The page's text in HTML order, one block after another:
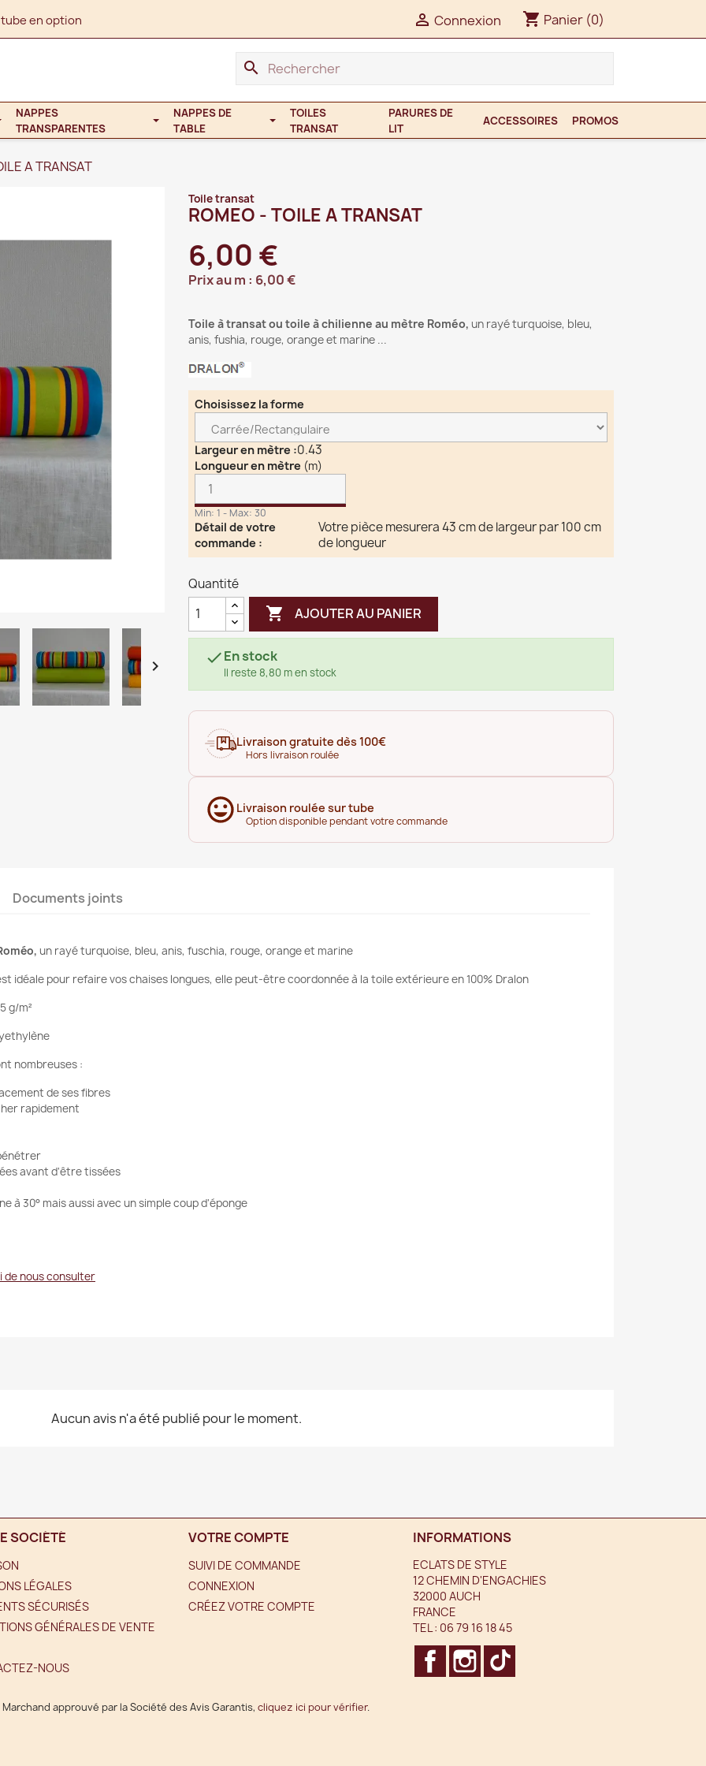
en option  Connexion shopping_cart Panier (0)
search
NAPPES
TRANSPARENTES
NAPPES DE
TABLE
TOILES
TRANSAT
PARURES DE
LIT
ACCESSOIRES PROMOS
A TRANSAT

Toile transat
ROMEO - TOILE A TRANSAT
6,00 €
Prix au m : 6,00 €
Toile à transat ou toile à chilienne au mètre Roméo, un rayé turquoise, bleu,
anis, fushia, rouge, orange et marine ...
Choisissez la forme
Largeur en mètre :0.43
Longueur en mètre (m)
Min: 1 - Max: 30
Détail de votre
commande :
Votre pièce mesurera 43 cm de largeur par 100 cm
de longueur
Quantité
 AJOUTER AU PANIER
En stock
Il reste 8,80 m en stock
Livraison gratuite dès 100€
Hors livraison roulée
Livraison roulée sur tube
Option disponible pendant votre commande
Documents joints
un rayé turquoise, bleu, anis, fuschia, rouge, orange et marine
idéale pour refaire vos chaises longues, elle peut-être coordonnée à la toile extérieure en 100% Dralon
g/m²
nombreuses :
de ses fibres
rapidement
avant d'être tissées
à 30° mais aussi avec un simple coup d'éponge
de nous consulter
Aucun avis n'a été publié pour le moment.
SOCIÉTÉ
LÉGALES
SÉCURISÉS
GÉNÉRALES DE VENTE
NOUS
VOTRE COMPTE
SUIVI DE COMMANDE
CONNEXION
CRÉEZ VOTRE COMPTE
INFORMATIONS
ECLATS DE STYLE
12 CHEMIN D'ENGACHIES
32000 AUCH
FRANCE
TEL : 06 79 16 18 45
FACEBOOKINSTAGRAM
Marchand approuvé par la Société des Avis Garantis, cliquez ici pour vérifier.